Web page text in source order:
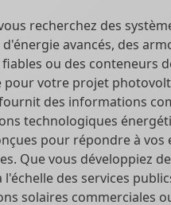
recherchez des
avancés, des
ou des conteneurs
pour votre projet
des informations
technologiques
pour répondre à vos
Que vous développiez
l'échelle des services
solaires commerciales